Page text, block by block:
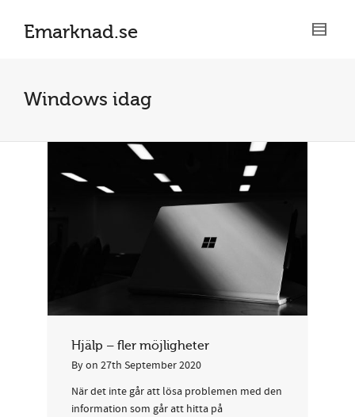
Emarknad.se
Windows idag
Hjälp – fler möjligheter
Byon 27th September 2020
När det inte går att lösa problemen med den
information som går att hitta på